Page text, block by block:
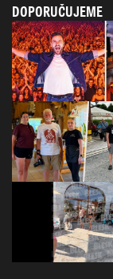
DOPORUČUJEME